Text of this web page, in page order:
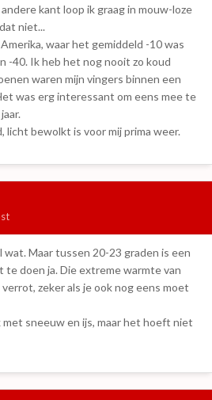
kant loop ik graag in mouw-loze
niet...
waar het gemiddeld -10 was
-40. Ik heb het nog nooit zo koud
waren mijn vingers binnen een
was erg interessant om eens mee te
licht bewolkt is voor mij prima weer.
Maar tussen 20-23 graden is een
doen ja. Die extreme warmte van
zeker als je ook nog eens moet
sneeuw en ijs, maar het hoeft niet